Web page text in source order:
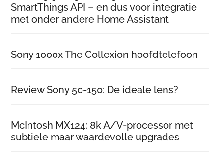
SmartThings API – en dus voor integratie
met onder andere Home Assistant
Sony 1000x The Collexion hoofdtelefoon
Review Sony 50-150: De ideale lens?
McIntosh MX124: 8k A/V-processor met
subtiele maar waardevolle upgrades